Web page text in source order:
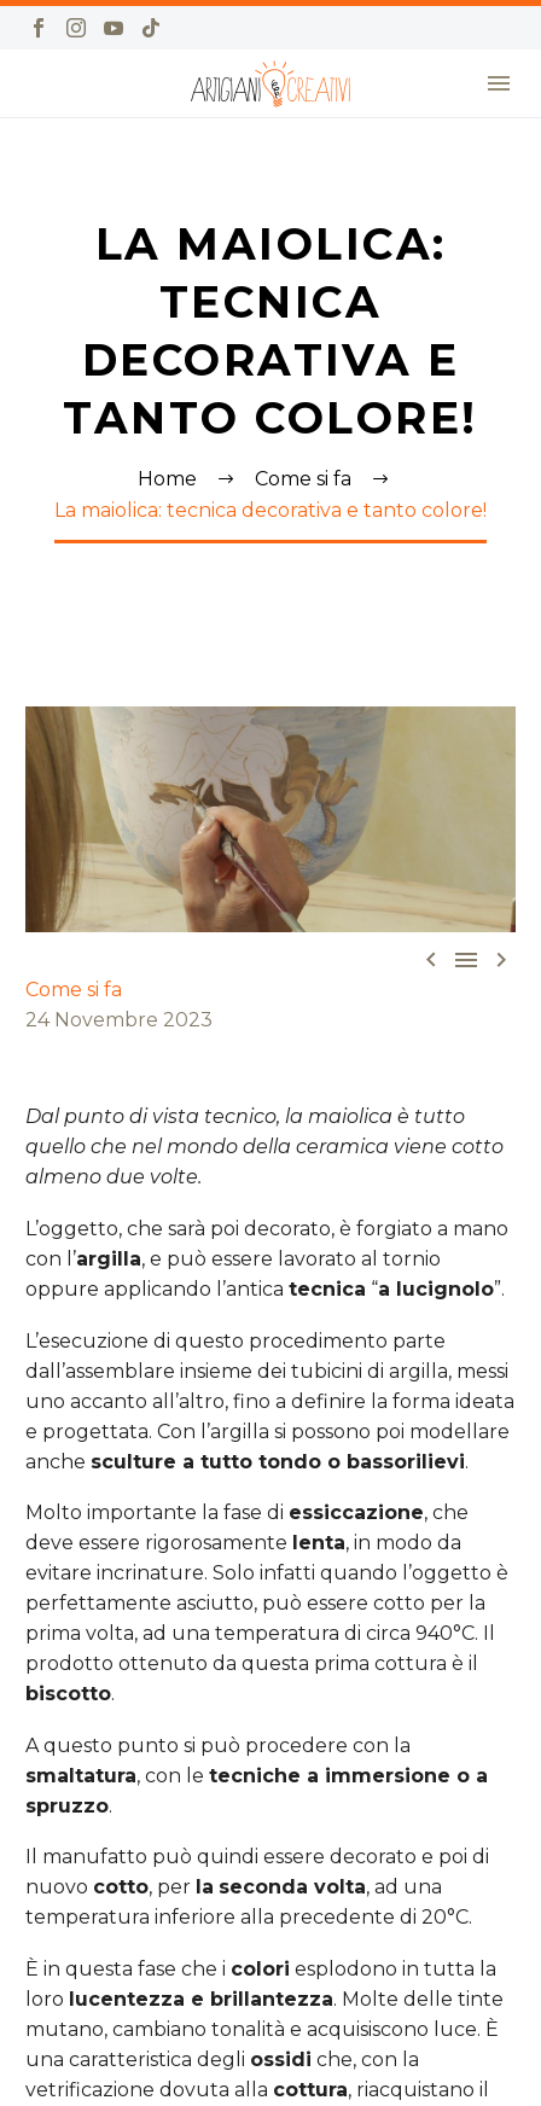
LA MAIOLICA:
TECNICA
DECORATIVA E
TANTO COLORE!
Home
Come si fa
La maiolica: tecnica decorativa e tanto colore!
  
Come si fa
24 Novembre 2023
Dal punto di vista tecnico, la maiolica è tutto
quello che nel mondo della ceramica viene cotto
almeno due volte.
L’oggetto, che sarà poi decorato, è forgiato a mano
con l’argilla, e può essere lavorato al tornio
oppure applicando l’antica tecnica “a lucignolo”.
L’esecuzione di questo procedimento parte
dall’assemblare insieme dei tubicini di argilla, messi
uno accanto all’altro, fino a definire la forma ideata
e progettata. Con l’argilla si possono poi modellare
anche sculture a tutto tondo o bassorilievi.
Molto importante la fase di essiccazione, che
deve essere rigorosamente lenta, in modo da
evitare incrinature. Solo infatti quando l’oggetto è
perfettamente asciutto, può essere cotto per la
prima volta, ad una temperatura di circa 940°C. Il
prodotto ottenuto da questa prima cottura è il
biscotto.
A questo punto si può procedere con la
smaltatura, con le tecniche a immersione o a
spruzzo.
Il manufatto può quindi essere decorato e poi di
nuovo cotto, per la seconda volta, ad una
temperatura inferiore alla precedente di 20°C.
È in questa fase che i colori esplodono in tutta la
loro lucentezza e brillantezza. Molte delle tinte
mutano, cambiano tonalità e acquisiscono luce. È
una caratteristica degli ossidi che, con la
vetrificazione dovuta alla cottura, riacquistano il